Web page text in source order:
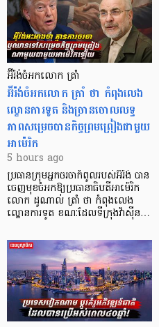
អ៊ីរ៉ង់ចំអកលោក ត្រាំ
អ៊ីរ៉ង់ចំអកលោក ត្រាំ ថា កំពុងលេង
ល្ខោនការទូត និងច្រានចោលលទ្ធ
ភាពសម្រេចបានកិច្ចព្រមព្រៀងជាមួយ
អាម៉េរិក
5 hours ago
ប្រធានក្រុមអ្នកចរចាកំពូលរបស់អ៊ីរ៉ង់ បាន
ចេញមុខចំអកឱ្យប្រធានាធិបតីអាម៉េរិក
លោក ដូណាល់ ត្រាំ ថា កំពុងលេង
ល្ខោនការទូត ខណៈដែលទីក្រុងវ៉ាស៊ីន…